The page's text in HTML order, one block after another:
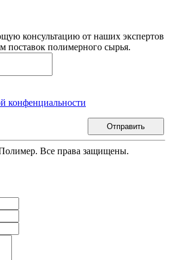
консультацию от наших экспертов
поставок полимерного сырья.
конфенциальности
Отправить
Все права защищены.